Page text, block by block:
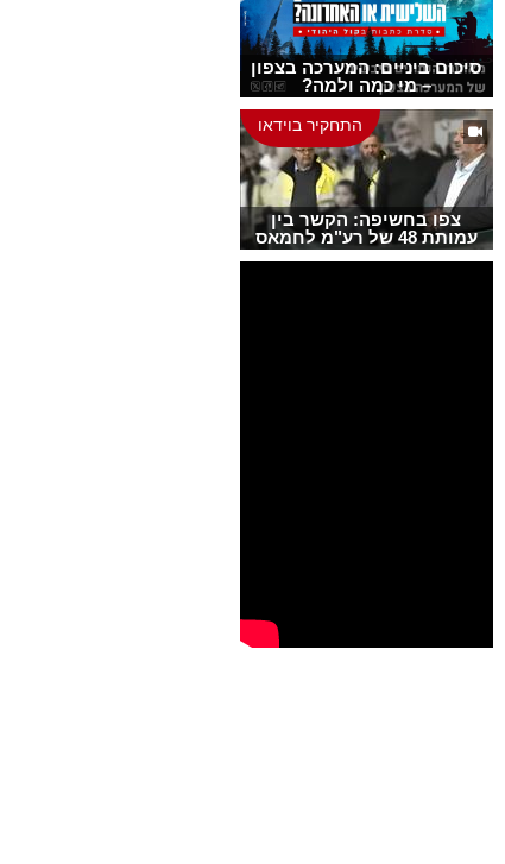
סיכום ביניים: המערכה בצפון
– מי כמה ולמה?
התחקיר בוידאו
צפו בחשיפה: הקשר בין
עמותת 48 של רע"מ לחמאס